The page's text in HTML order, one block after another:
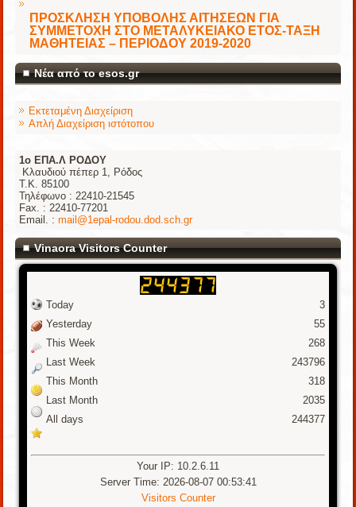
ΠΡΟΣΚΛΗΣΗ ΥΠΟΒΟΛΗΣ ΑΙΤΗΣΕΩΝ ΓΙΑ
ΣΥΜΜΕΤΟΧΗ ΣΤΟ ΜΕΤΑΛΥΚΕΙΑΚΟ ΕΤΟΣ-ΤΑΞΗ
ΜΑΘΗΤΕΙΑΣ – ΠΕΡΙΟΔΟΥ 2019-2020
Νέα από το esos.gr
Εκτεταμένη Διαχείριση
Απλή Διαχείριση ιστότοπου
1o ΕΠΑ.Λ ΡΟΔΟΥ
Κλαυδιού πέπερ 1, Ρόδος
Τ.Κ. 85100
Τηλέφωνο : 22410-21545
Fax. : 22410-77201
Email. :mail@1epal-rodou.dod.sch.gr
Vinaora Visitors Counter
Today
Yesterday
This Week
Last Week
This Month
Last Month
All days
3
55
268
243796
318
2035
244377
Your IP: 10.2.6.11
Server Time: 2026-08-07 00:53:41
Visitors Counter